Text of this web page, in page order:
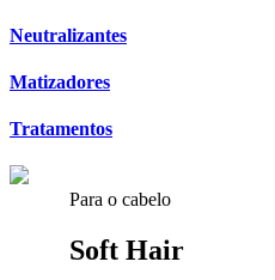
Neutralizantes
Matizadores
Tratamentos
Para o cabelo
Soft Hair